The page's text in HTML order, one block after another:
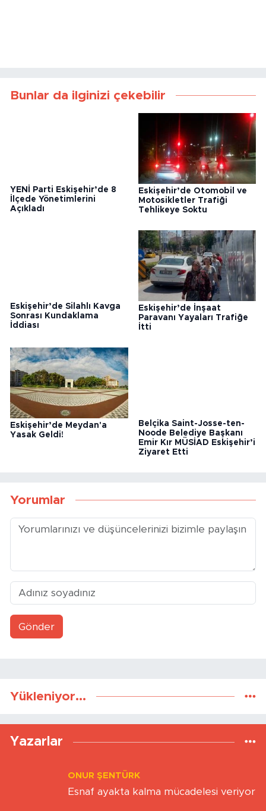
Bunlar da ilginizi çekebilir
YENİ Parti Eskişehir’de 8
İlçede Yönetimlerini
Açıkladı
Eskişehir’de Otomobil ve
Motosikletler Trafiği
Tehlikeye Soktu
Eskişehir’de Silahlı Kavga
Sonrası Kundaklama
İddiası
Eskişehir’de İnşaat
Paravanı Yayaları Trafiğe
İtti
Eskişehir’de Meydan'a
Yasak Geldi!
Belçika Saint-Josse-ten-
Noode Belediye Başkanı
Emir Kır MÜSİAD Eskişehir’i
Ziyaret Etti
Yorumlar
Gönder
Yükleniyor...
Yazarlar
ONUR ŞENTÜRK
Esnaf ayakta kalma mücadelesi veriyor